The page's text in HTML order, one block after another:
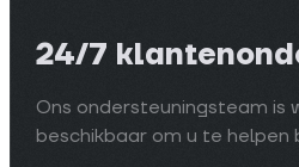
24/7
Ons ondersteuningsteam is
beschikbaar om u te helpen